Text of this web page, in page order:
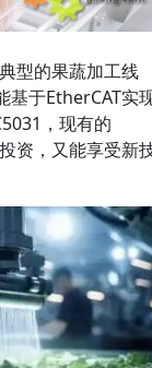
型的果蔬加工线
基于EtherCAT实
，现有的
资，又能享受新